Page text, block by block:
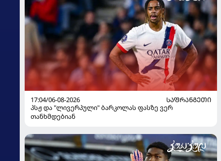
17:04/06-08-2026
ᲡᲐᲤᲠᲐᲜᲒᲔᲗᲘ
პსჟ და "ლივერპული" ბარკოლას ფასზე ვერ
თანხმდებიან